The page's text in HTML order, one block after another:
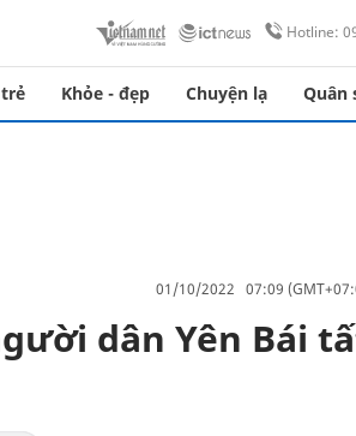
Hotline:
Khỏe - đẹp Chuyện lạ Quân
01/10/2022 07:09
dân Yên Bái